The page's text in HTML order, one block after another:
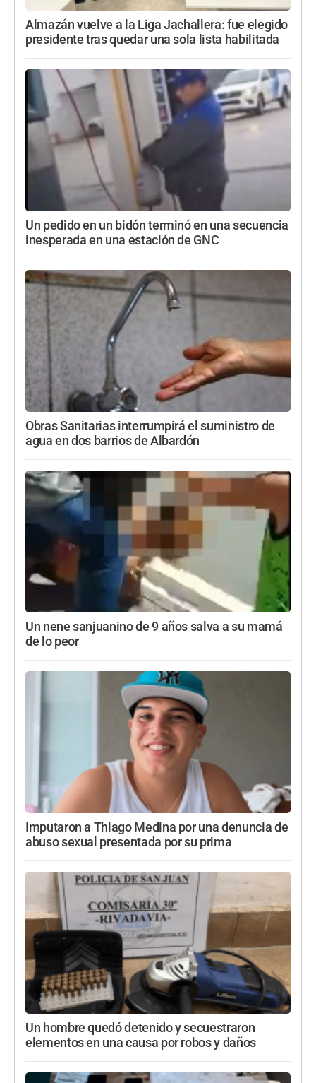
Almazán vuelve a la Liga Jachallera: fue elegido
presidente tras quedar una sola lista habilitada
Un pedido en un bidón terminó en una secuencia
inesperada en una estación de GNC
Obras Sanitarias interrumpirá el suministro de
agua en dos barrios de Albardón
Un nene sanjuanino de 9 años salva a su mamá
de lo peor
Imputaron a Thiago Medina por una denuncia de
abuso sexual presentada por su prima
Un hombre quedó detenido y secuestraron
elementos en una causa por robos y daños